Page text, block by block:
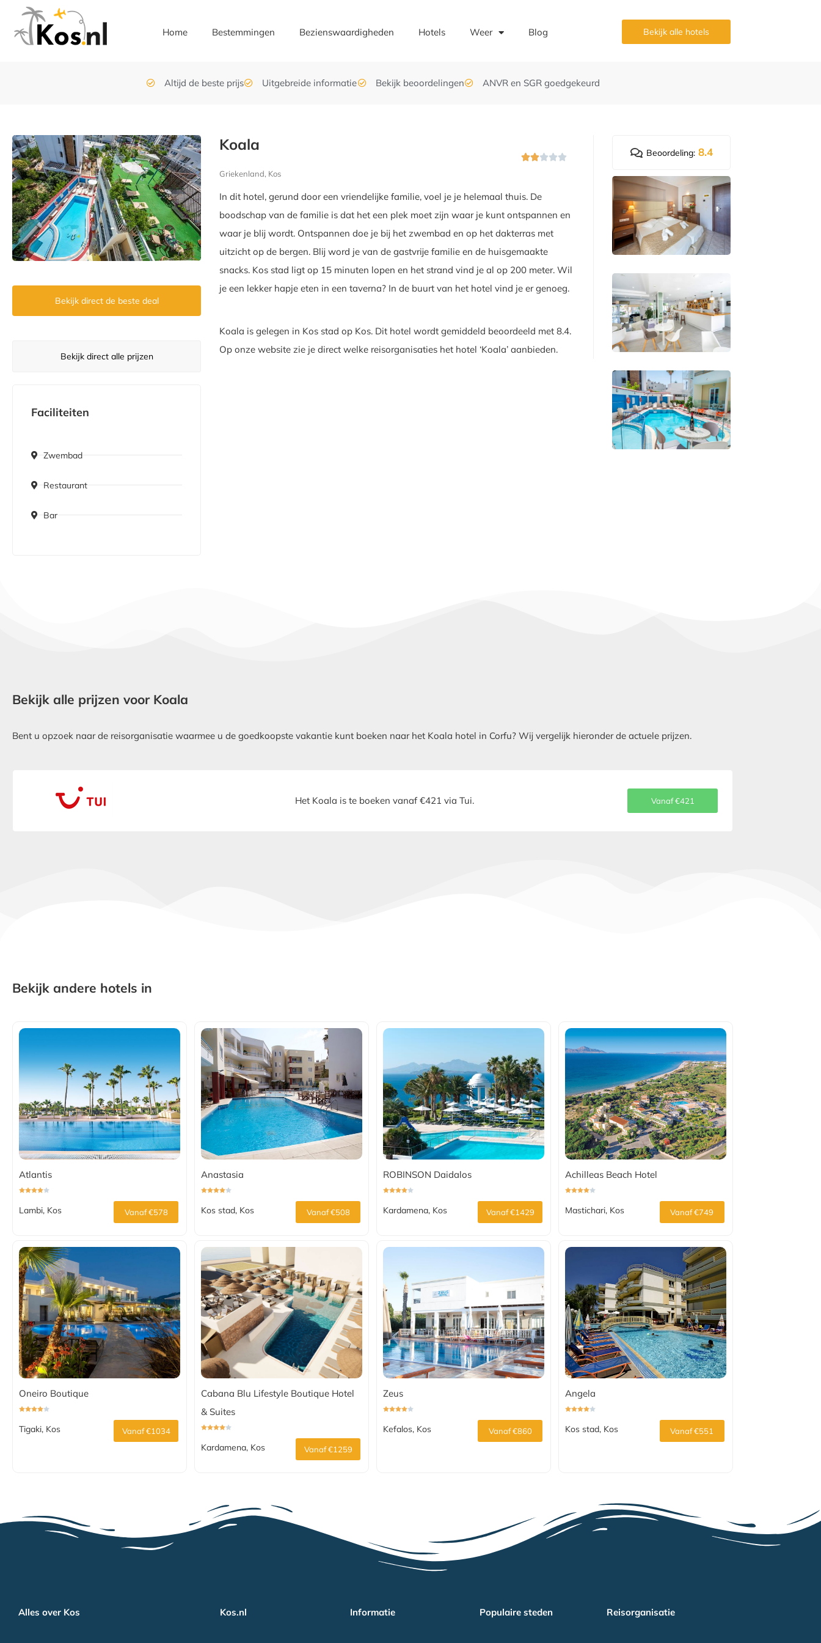
Home Bestemmingen Bezienswaardigheden Hotels Weer Blog Bekijk alle hotels
Altijd de beste prijs Uitgebreide informatie Bekijk beoordelingen ANVR en SGR goedgekeurd
Bekijk direct de beste deal
Bekijk direct alle prijzen
Faciliteiten
Zwembad
Restaurant
Bar
Koala
Griekenland, Kos

In dit hotel, gerund door een vriendelijke familie, voel je je helemaal thuis. De
boodschap van de familie is dat het een plek moet zijn waar je kunt ontspannen en
waar je blij wordt. Ontspannen doe je bij het zwembad en op het dakterras met
uitzicht op de bergen. Blij word je van de gastvrije familie en de huisgemaakte
snacks. Kos stad ligt op 15 minuten lopen en het strand vind je al op 200 meter. Wil
je een lekker hapje eten in een taverna? In de buurt van het hotel vind je er genoeg.
Koala is gelegen in Kos stad op Kos. Dit hotel wordt gemiddeld beoordeeld met 8.4.
Op onze website zie je direct welke reisorganisaties het hotel ‘Koala’ aanbieden.
Beoordeling: 8.4
Bekijk alle prijzen voor Koala
Bent u opzoek naar de reisorganisatie waarmee u de goedkoopste vakantie kunt boeken naar het Koala hotel in Corfu? Wij vergelijk hieronder de actuele prijzen.
Het Koala is te boeken vanaf €421 via Tui. Vanaf €421
Bekijk andere hotels in
Atlantis
Lambi, Kos Vanaf €578
Anastasia
Kos stad, Kos Vanaf €508
ROBINSON Daidalos
Kardamena, Kos Vanaf €1429
Achilleas Beach Hotel
Mastichari, Kos Vanaf €749
Oneiro Boutique
Tigaki, Kos Vanaf €1034
Cabana Blu Lifestyle Boutique Hotel
& Suites
Kardamena, Kos Vanaf €1259
Zeus
Kefalos, Kos Vanaf €860
Angela
Kos stad, Kos Vanaf €551
Alles over Kos Kos.nl Informatie Populaire steden Reisorganisatie